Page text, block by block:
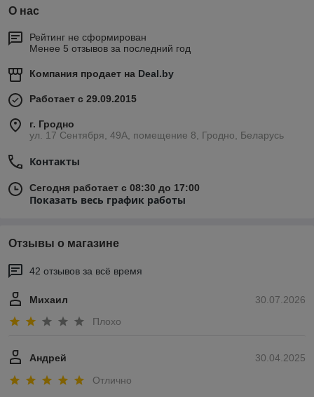
О нас
Рейтинг не сформирован
Менее 5 отзывов за последний год
Компания продает на Deal.by
Работает с 29.09.2015
г. Гродно
ул. 17 Сентября, 49А, помещение 8, Гродно, Беларусь
Контакты
Сегодня работает с 08:30 до 17:00
Показать весь график работы
Отзывы о магазине
42 отзывов за всё время
30.07.2026
Михаил
Плохо
30.04.2025
Андрей
Отлично